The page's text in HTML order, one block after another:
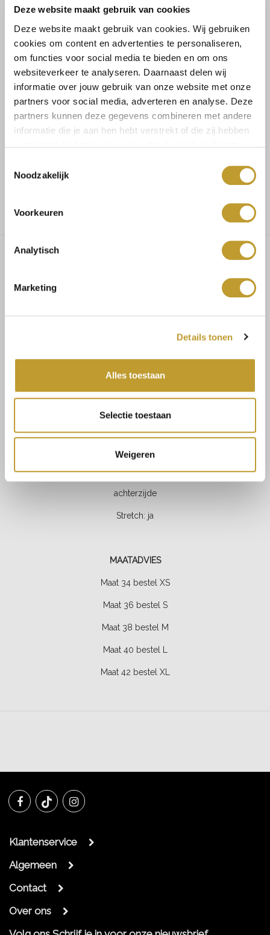
Deze website maakt gebruik van cookies
Deze website maakt gebruik van cookies. Wij gebruiken
cookies om content en advertenties te personaliseren,
om functies voor social media te bieden en om ons
websiteverkeer te analyseren. Daarnaast delen wij
informatie over jouw gebruik van onze website met onze
partners voor social media, adverteren en analyse. Deze
partners kunnen deze gegevens combineren met andere
informatie die je aan hen hebt verstrekt of die zij hebben
Noodzakelijk
Voorkeuren
Analytisch
Marketing
Details tonen
Alles toestaan
Selectie toestaan
Weigeren
Size guide Verzenden & retourneren
Koop veilig en vertrouwd
Dallas diamond detail mom
PRODUCT SPECIFICATIES
Binnenbeen lengte bij maat S: 68 cm
Taille hoogte: high waisted
Sluiting: rits sluiting en knoop aan voorzijde
achterzijde
Stretch: ja
MAATADVIES
Maat 34 bestel XS
Maat 36 bestel S
Maat 38 bestel M
Maat 40 bestel L
Maat 42 bestel XL
Klantenservice
Algemeen
Contact
Over ons